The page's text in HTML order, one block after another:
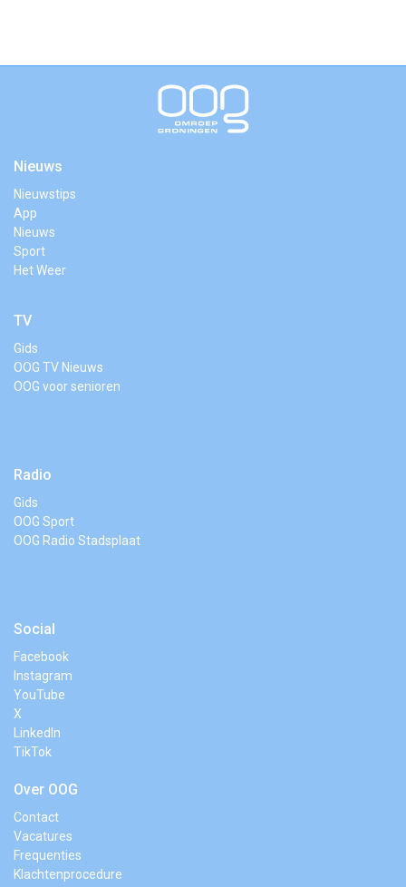
Nieuws
Nieuwstips
App
Nieuws
Sport
Het Weer
TV
Gids
OOG TV Nieuws
OOG voor senioren
Radio
Gids
OOG Sport
OOG Radio Stadsplaat
Social
Facebook
Instagram
YouTube
X
LinkedIn
TikTok
Over OOG
Contact
Vacatures
Frequenties
Klachtenprocedure